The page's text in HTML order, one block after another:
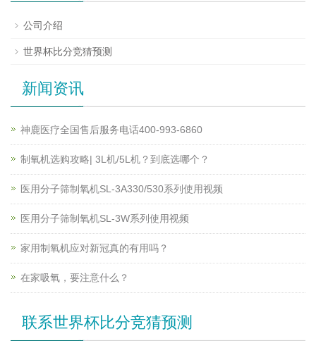
公司介绍
世界杯比分竞猜预测
新闻资讯
神鹿医疗全国售后服务电话400-993-6860
制氧机选购攻略| 3L机/5L机？到底选哪个？
医用分子筛制氧机SL-3A330/530系列使用视频
医用分子筛制氧机SL-3W系列使用视频
家用制氧机应对新冠真的有用吗？
在家吸氧，要注意什么？
联系世界杯比分竞猜预测